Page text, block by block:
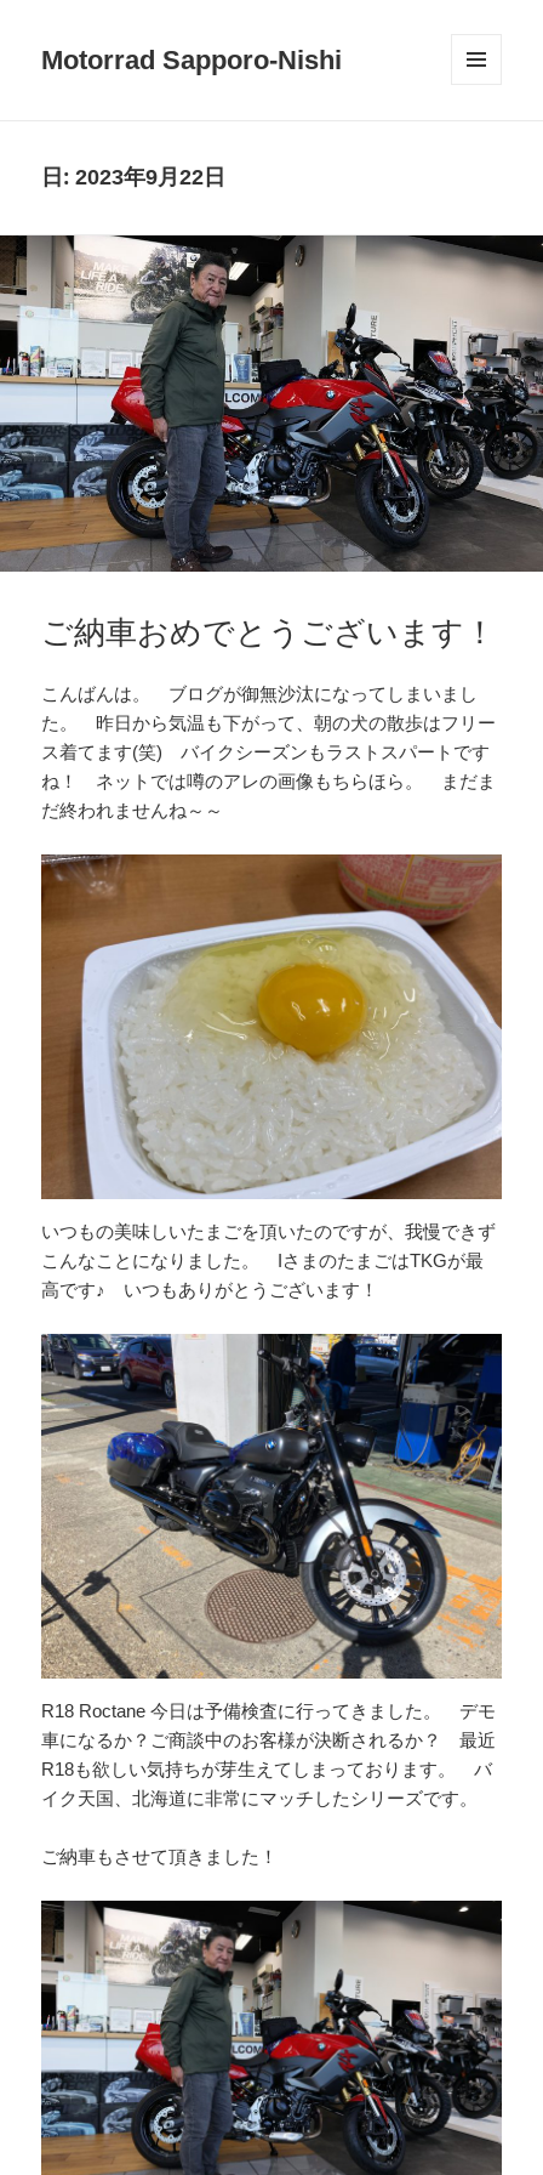
Motorrad Sapporo-Nishi
日:2023年9月22日
ご納車おめでとうございます！
こんばんは。 ブログが御無沙汰になってしまいまし
た。 昨日から気温も下がって、朝の犬の散歩はフリー
ス着てます(笑) バイクシーズンもラストスパートです
ね！ ネットでは噂のアレの画像もちらほら。 まだま
だ終われませんね～～
いつもの美味しいたまごを頂いたのですが、我慢できず
こんなことになりました。 IさまのたまごはTKGが最
高です♪ いつもありがとうございます！
R18 Roctane 今日は予備検査に行ってきました。 デモ
車になるか？ご商談中のお客様が決断されるか？ 最近
R18も欲しい気持ちが芽生えてしまっております。 バ
イク天国、北海道に非常にマッチしたシリーズです。
ご納車もさせて頂きました！